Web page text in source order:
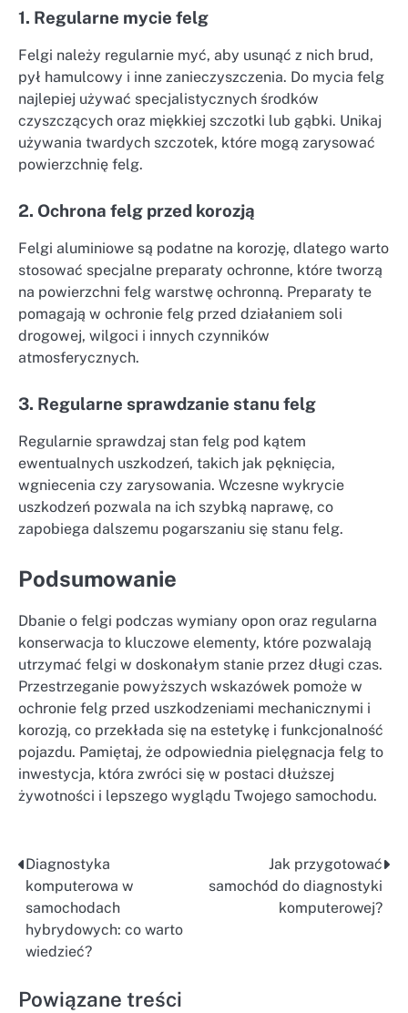
1. Regularne mycie felg
Felgi należy regularnie myć, aby usunąć z nich brud,
pył hamulcowy i inne zanieczyszczenia. Do mycia felg
najlepiej używać specjalistycznych środków
czyszczących oraz miękkiej szczotki lub gąbki. Unikaj
używania twardych szczotek, które mogą zarysować
powierzchnię felg.
2. Ochrona felg przed korozją
Felgi aluminiowe są podatne na korozję, dlatego warto
stosować specjalne preparaty ochronne, które tworzą
na powierzchni felg warstwę ochronną. Preparaty te
pomagają w ochronie felg przed działaniem soli
drogowej, wilgoci i innych czynników
atmosferycznych.
3. Regularne sprawdzanie stanu felg
Regularnie sprawdzaj stan felg pod kątem
ewentualnych uszkodzeń, takich jak pęknięcia,
wgniecenia czy zarysowania. Wczesne wykrycie
uszkodzeń pozwala na ich szybką naprawę, co
zapobiega dalszemu pogarszaniu się stanu felg.
Podsumowanie
Dbanie o felgi podczas wymiany opon oraz regularna
konserwacja to kluczowe elementy, które pozwalają
utrzymać felgi w doskonałym stanie przez długi czas.
Przestrzeganie powyższych wskazówek pomoże w
ochronie felg przed uszkodzeniami mechanicznymi i
korozją, co przekłada się na estetykę i funkcjonalność
pojazdu. Pamiętaj, że odpowiednia pielęgnacja felg to
inwestycja, która zwróci się w postaci dłuższej
żywotności i lepszego wyglądu Twojego samochodu.
Nawigacja
wpisu
Diagnostyka
komputerowa w
samochodach
hybrydowych: co warto
wiedzieć?
Jak przygotować
samochód do diagnostyki
komputerowej?
Powiązane treści